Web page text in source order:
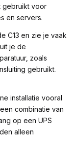
gebruikt voor
en servers.
C13 en zie je vaak
je de
zoals
gebruikt.
installatie vooral
combinatie van
op een UPS
alleen